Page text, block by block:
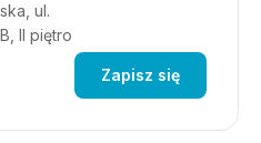
ul.
II piętro
Zapisz się